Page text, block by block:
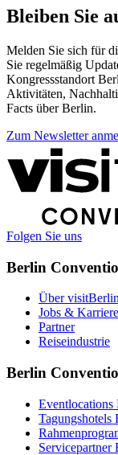
Bleiben Sie
Melden Sie sich für
Sie regelmäßig
Kongressstandort
Aktivitäten,
Facts über Berlin.
Zum Newsletter
Weitere
Folgen Sie uns
Berlin
Über
Jobs & Karriere
Partner
Reiseindustrie
Berlin
Eventlocations
Tagungshotels
Servicepartner